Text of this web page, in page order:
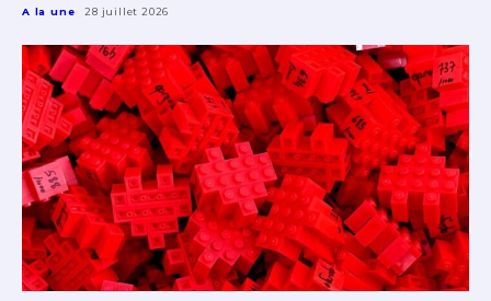
A la une 28 juillet 2026